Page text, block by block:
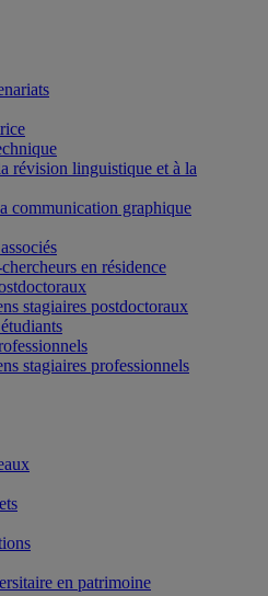
révision linguistique et à la
communication graphique
en résidence
stagiaires postdoctoraux
stagiaires professionnels
en patrimoine